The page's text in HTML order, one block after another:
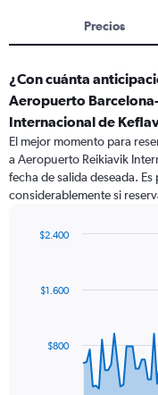
Precios
¿Con cuánta
Aeropuerto
Internacional de
El mejor momento para
a Aeropuerto Reikiavik
fecha de salida deseada.
considerablemente si
data
The$800
$1.600
$2.400